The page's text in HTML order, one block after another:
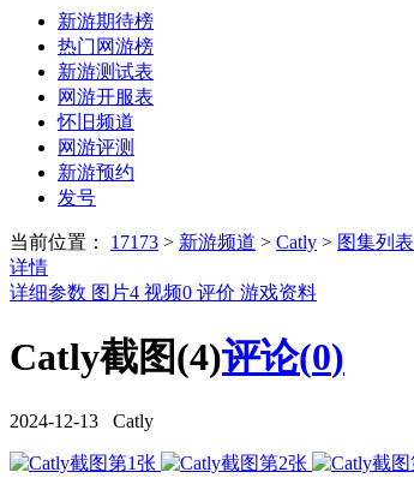
新游期待榜
热门网游榜
新游测试表
网游开服表
怀旧频道
网游评测
新游预约
发号
当前位置： 17173 > 新游频道 > Catly > 图集列表
详情
详细参数 图片4 视频0 评价 游戏资料
Catly截图(4)评论(0)
2024-12-13 Catly